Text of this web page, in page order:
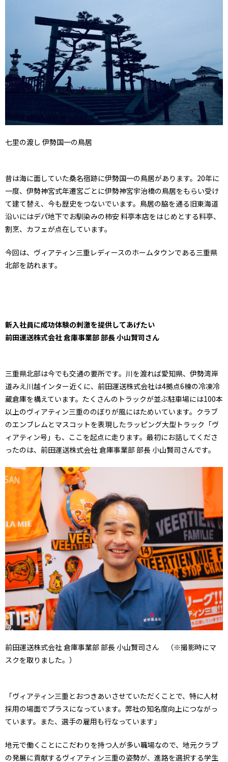
七里の渡し 伊勢国一の鳥居
昔は海に面していた桑名宿跡に伊勢国一の鳥居があります。20年に
一度、伊勢神宮式年遷宮ごとに伊勢神宮宇治橋の鳥居をもらい受け
て建て替え、今も歴史をつないでいます。鳥居の脇を通る旧東海道
沿いにはデパ地下でお馴染みの柿安 料亭本店をはじめとする料亭、
割烹、カフェが点在しています。
今回は、ヴィアティン三重レディースのホームタウンである三重県
北部を訪れます。
新入社員に成功体験の刺激を提供してあげたい
前田運送株式会社 倉庫事業部 部長 小山賢司さん
三重県北部は今でも交通の要所です。川を渡れば愛知県、伊勢湾岸
道みえ川越インター近くに、前田運送株式会社は4拠点6棟の冷凍冷
蔵倉庫を構えています。たくさんのトラックが並ぶ駐車場には100本
以上のヴィアティン三重ののぼりが風にはためいています。クラブ
のエンブレムとマスコットを表現したラッピング大型トラック「ヴ
ィアティン号」も、ここを起点に走ります。最初にお話してくださ
ったのは、 前田運送株式会社 倉庫事業部 部長 小山賢司さんです。
前田運送株式会社 倉庫事業部 部長 小山賢司さん （※撮影時にマ
スクを取りました。）
「ヴィアティン三重とおつきあいさせていただくことで、特に人材
採用の場面でプラスになっています。弊社の知名度向上につながっ
ています。また、選手の雇用も行なっています」
地元で働くことにこだわりを持つ人が多い職場なので、地元クラブ
の発展に貢献するヴィアティン三重の姿勢が、進路を選択する学生